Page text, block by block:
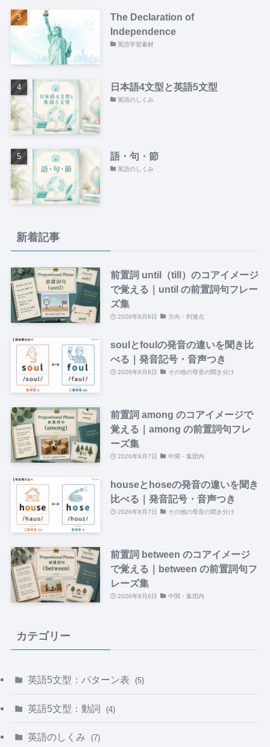
The Declaration of
Independence
英語学習素材
日本語4文型と英語5文型
英語のしくみ
語・句・節
英語のしくみ
新着記事
前置詞 until（till）のコアイメージ
で覚える｜until の前置詞句フレー
ズ集
2026年8月8日 方向・到達点
soulとfoulの発音の違いを聞き比
べる｜発音記号・音声つき
2026年8月8日 その他の母音の聞き分け
前置詞 among のコアイメージで
覚える｜among の前置詞句フレ
ーズ集
2026年8月7日 中間・集団内
houseとhoseの発音の違いを聞き
比べる｜発音記号・音声つき
2026年8月7日 その他の母音の聞き分け
前置詞 between のコアイメージ
で覚える｜between の前置詞句フ
レーズ集
2026年8月6日 中間・集団内
カテゴリー
英語5文型：パターン表 (5)
英語5文型：動詞 (4)
英語のしくみ (7)